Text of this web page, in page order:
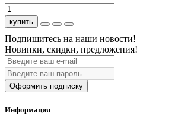
купить
Подпишитесь на наши новости!
Новинки, скидки, предложения!
Оформить подписку
Информация